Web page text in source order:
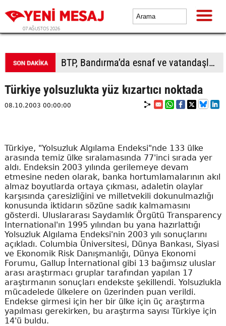
07 AĞUSTOS 2026
BTP, Bandırma’da esnaf ve vatandaşla buluştu
Türkiye yolsuzlukta yüz kızartıcı noktada
08.10.2003 00:00:00
Türkiye, "Yolsuzluk Algılama Endeksi"nde 133 ülke
arasında temiz ülke sıralamasında 77'inci sırada yer
aldı. Endeksin 2003 yılında gerilemeye devam
etmesine neden olarak, banka hortumlamalarının akıl
almaz boyutlarda ortaya çıkması, adaletin olaylar
karşısında çaresizliğini ve milletvekili dokunulmazlığı
konusunda iktidarın sözüne sadık kalmamasını
gösterdi. Uluslararası Saydamlık Örgütü Transparency
International'ın 1995 yılından bu yana hazırlattığı
Yolsuzluk Algılama Endeksi'nin 2003 yılı sonuçlarını
açıkladı. Columbia Üniversitesi, Dünya Bankası, Siyasi
ve Ekonomik Risk Danışmanlığı, Dünya Ekonomi
Forumu, Gallup İnternational gibi 13 bağımsız uluslar
arası araştırmacı gruplar tarafından yapılan 17
araştırmanın sonuçları endekste şekillendi. Yolsuzlukla
mücadelede ülkelere on üzerinden puan verildi.
Endekse girmesi için her bir ülke için üç araştırma
yapılması gerekirken, bu araştırma sayısı Türkiye için
14'ü buldu.